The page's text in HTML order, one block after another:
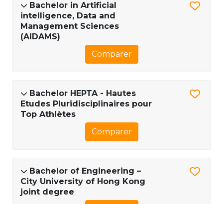
Bachelor in Artificial
intelligence, Data and
Management Sciences
(AIDAMS)
Comparer
Bachelor HEPTA - Hautes
Etudes Pluridisciplinaires pour
Top Athlètes
Comparer
Bachelor of Engineering –
City University of Hong Kong
joint degree